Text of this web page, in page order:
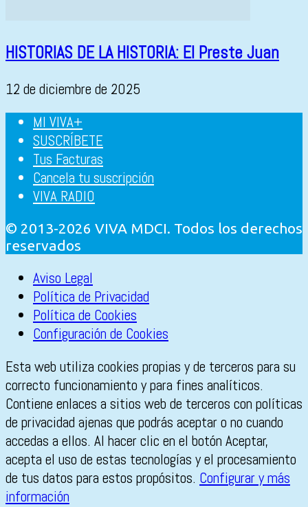
HISTORIAS DE LA HISTORIA: El Preste Juan
12 de diciembre de 2025
MI VIVA+
SUSCRÍBETE
Tus Facturas
Cancela tu suscripción
VIVA RADIO
© 2013-2026 VIVA MDCI. Todos los derechos
reservados
Aviso Legal
Política de Privacidad
Política de Cookies
Configuración de Cookies
Esta web utiliza cookies propias y de terceros para su
correcto funcionamiento y para fines analíticos.
Contiene enlaces a sitios web de terceros con políticas
de privacidad ajenas que podrás aceptar o no cuando
accedas a ellos. Al hacer clic en el botón Aceptar,
acepta el uso de estas tecnologías y el procesamiento
de tus datos para estos propósitos. Configurar y más
información